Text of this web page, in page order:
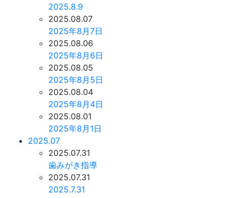
2025.8.9
2025.08.07
2025年8月7日
2025.08.06
2025年8月6日
2025.08.05
2025年8月5日
2025.08.04
2025年8月4日
2025.08.01
2025年8月1日
2025.07
2025.07.31
歯みがき指導
2025.07.31
2025.7.31